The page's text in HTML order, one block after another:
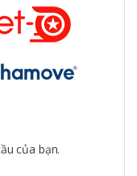
của bạn.